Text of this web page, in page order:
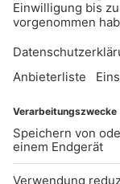
UNTERNEHMEN